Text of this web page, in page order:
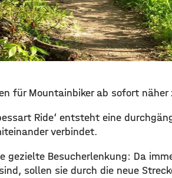
für Mountainbiker ab sofort näher
Ride‘ entsteht eine
verbindet.
gezielte Besucherlenkung: Da
sollen sie durch die neue